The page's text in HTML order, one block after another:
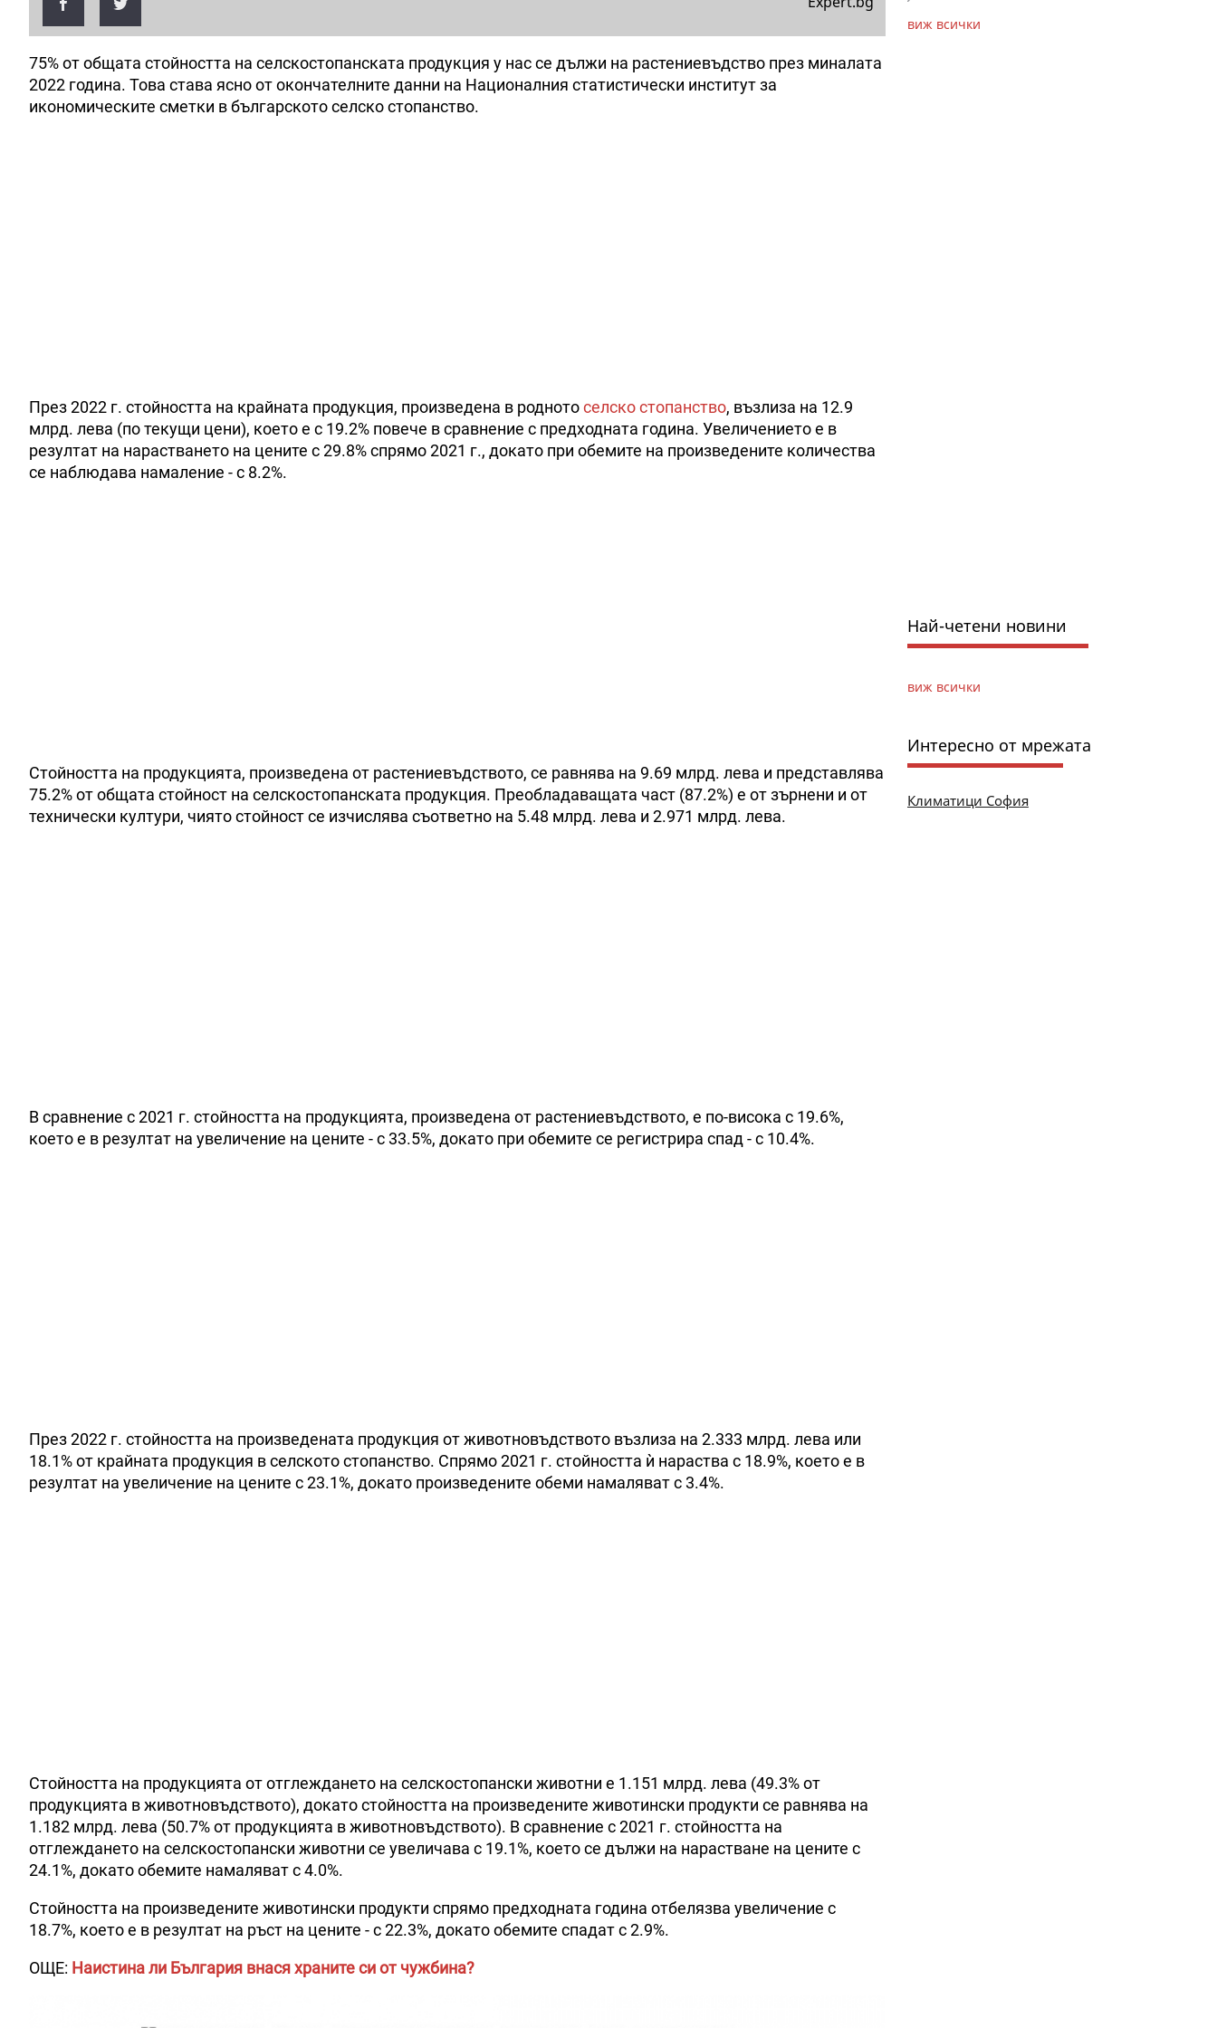
75% от общата стойността на селскостопанската продукция у нас се дължи на растениевъдство през миналата
2022 година. Това става ясно от окончателните данни на Националния статистически институт за
икономическите сметки в българското селско стопанство.
През 2022 г. стойността на крайната продукция, произведена в роднотоселско стопанство, възлиза на 12.9
млрд. лева (по текущи цени), което е с 19.2% повече в сравнение с предходната година. Увеличението е в
резултат на нарастването на цените с 29.8% спрямо 2021 г., докато при обемите на произведените количества
се наблюдава намаление - с 8.2%.
Стойността на продукцията, произведена от растениевъдството, се равнява на 9.69 млрд. лева и представлява
75.2% от общата стойност на селскостопанската продукция. Преобладаващата част (87.2%) е от зърнени и от
технически култури, чиято стойност се изчислява съответно на 5.48 млрд. лева и 2.971 млрд. лева.
В сравнение с 2021 г. стойността на продукцията, произведена от растениевъдството, е по-висока с 19.6%,
което е в резултат на увеличение на цените - с 33.5%, докато при обемите се регистрира спад - с 10.4%.
През 2022 г. стойността на произведената продукция от животновъдството възлиза на 2.333 млрд. лева или
18.1% от крайната продукция в селското стопанство. Спрямо 2021 г. стойността ѝ нараства с 18.9%, което е в
резултат на увеличение на цените с 23.1%, докато произведените обеми намаляват с 3.4%.
Стойността на продукцията от отглеждането на селскостопански животни е 1.151 млрд. лева (49.3% от
продукцията в животновъдството), докато стойността на произведените животински продукти се равнява на
1.182 млрд. лева (50.7% от продукцията в животновъдството). В сравнение с 2021 г. стойността на
отглеждането на селскостопански животни се увеличава с 19.1%, което се дължи на нарастване на цените с
24.1%, докато обемите намаляват с 4.0%.
Стойността на произведените животински продукти спрямо предходната година отбелязва увеличение с
18.7%, което е в резултат на ръст на цените - с 22.3%, докато обемите спадат с 2.9%.
ОЩЕ: Наистина ли България внася храните си от чужбина?
виж всички
Най-четени новини
виж всички
Интересно от мрежата
Климатици София